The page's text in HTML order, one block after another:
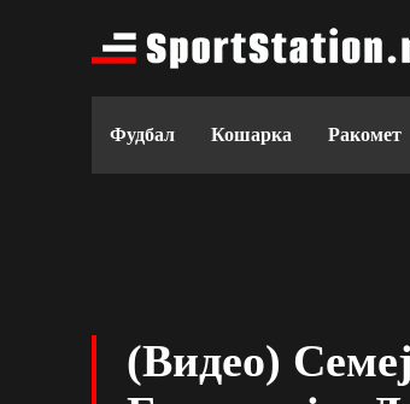
Фудбал Кошарка Ракомет
(Видео)